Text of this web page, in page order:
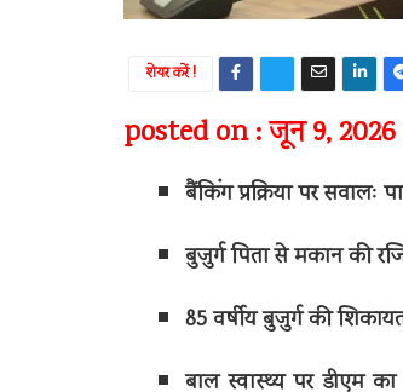
शेयर करें !
posted on : जून 9, 2026
बैंकिंग प्रक्रिया पर सवालः
बुजुर्ग पिता से मकान की
85 वर्षीय बुजुर्ग की
बाल स्वास्थ्य पर डीएम